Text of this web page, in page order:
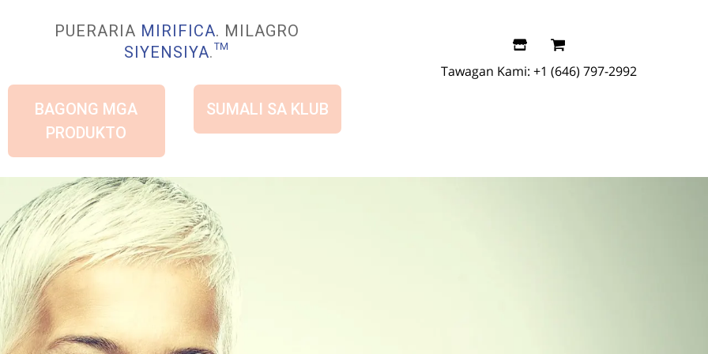
PUERARIA MIRIFICA. MILAGRO
SIYENSIYA.™
BAGONG MGA
PRODUKTO
SUMALI SA KLUB
Tawagan Kami: +1 (646) 797-2992